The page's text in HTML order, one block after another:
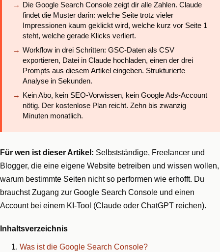
Die Google Search Console zeigt dir alle Zahlen. Claude
findet die Muster darin: welche Seite trotz vieler
Impressionen kaum geklickt wird, welche kurz vor Seite 1
steht, welche gerade Klicks verliert.
Workflow in drei Schritten: GSC-Daten als CSV
exportieren, Datei in Claude hochladen, einen der drei
Prompts aus diesem Artikel eingeben. Strukturierte
Analyse in Sekunden.
Kein Abo, kein SEO-Vorwissen, kein Google Ads-Account
nötig. Der kostenlose Plan reicht. Zehn bis zwanzig
Minuten monatlich.
Für wen ist dieser Artikel: Selbstständige, Freelancer und
Blogger, die eine eigene Website betreiben und wissen wollen,
warum bestimmte Seiten nicht so performen wie erhofft. Du
brauchst Zugang zur Google Search Console und einen
Account bei einem KI-Tool (Claude oder ChatGPT reichen).
Inhaltsverzeichnis
Was ist die Google Search Console?